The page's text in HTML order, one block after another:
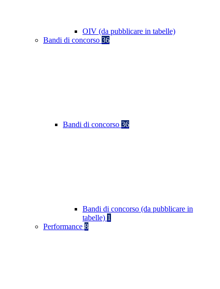
OIV (da pubblicare in tabelle)
Bandi di concorso 36
Bandi di concorso 36
Bandi di concorso (da pubblicare in
tabelle) 1
Performance 8